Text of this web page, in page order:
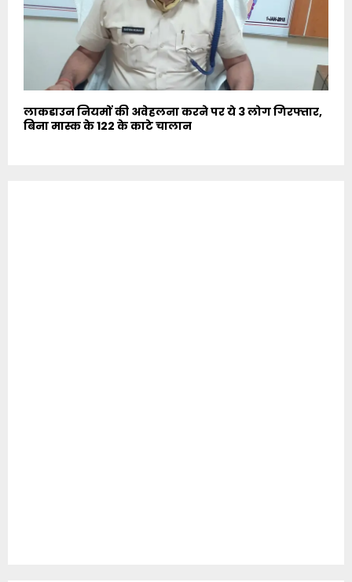
लाकडाउन नियमों की अवेहलना करने पर ये 3 लोग गिरफ्तार,
बिना मास्क के 122 के काटे चालान